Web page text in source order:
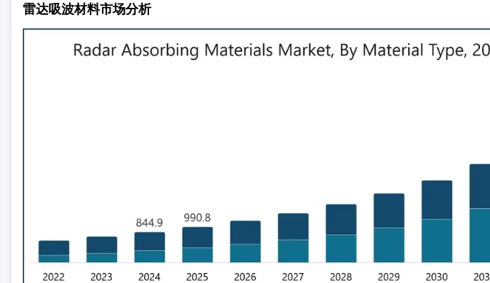
雷达吸波材料市场分析